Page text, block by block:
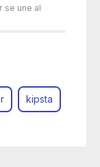
se une al
kipsta